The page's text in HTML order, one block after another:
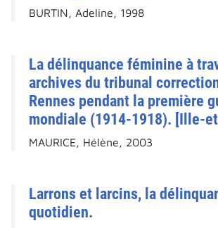
BURTIN, Adeline, 1998
La délinquance féminine à
archives du tribunal
Rennes pendant la première
mondiale (1914-1918). [Ille-
MAURICE, Hélène, 2003
Larrons et larcins, la
quotidien.